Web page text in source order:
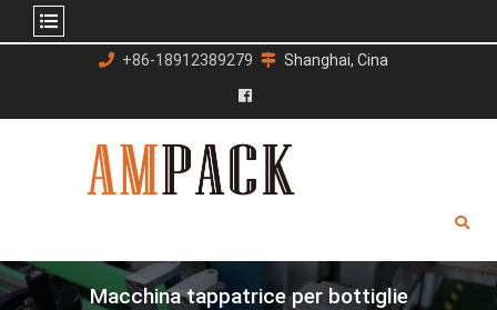
contenuto
+86-18912389279 Shanghai, Cina
Facebook
Macchina tappatrice per bottiglie